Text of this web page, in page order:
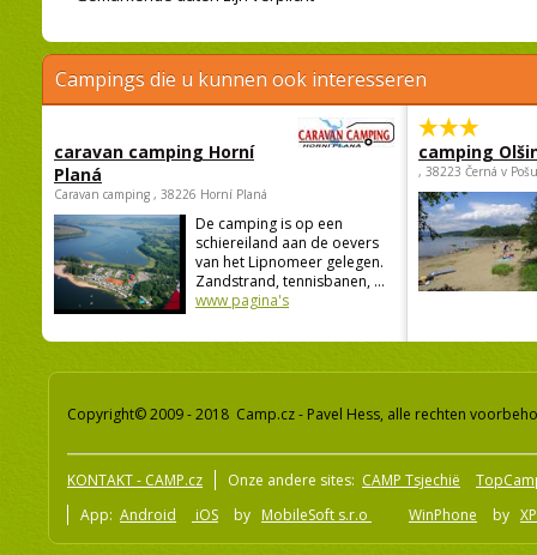
Campings die u kunnen ook interesseren
caravan camping Horní
Planá
Caravan camping , 38226 Horní Planá
De camping is op een
schiereiland aan de oevers
van het Lipnomeer gelegen.
Zandstrand, tennisbanen, ...
www pagina's
camping
, 38223 Černá v
Copyright© 2009 - 2018 Camp.cz - Pavel Hess, alle rechten
KONTAKT - CAMP.cz Onze andere sites: CAMP Tsjechië
App: Android iOS by MobileSoft s.r.o WinPhone by